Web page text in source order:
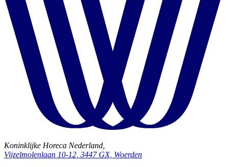
Koninklijke Horeca Nederland,
Vijzelmolenlaan 10-12, 3447 GX, Woerden